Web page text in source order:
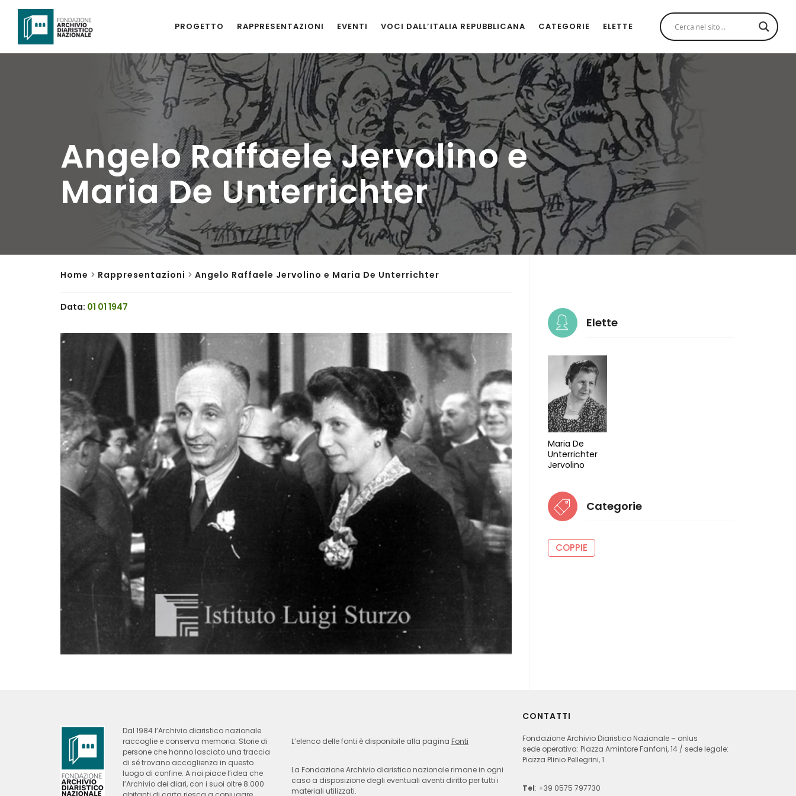
PROGETTO RAPPRESENTAZIONI EVENTI VOCI DALL’ITALIA REPUBBLICANA CATEGORIE ELETTE
Angelo Raffaele Jervolino e
Maria De Unterrichter
Home > Rappresentazioni > Angelo Raffaele Jervolino e Maria De Unterrichter
Data: 01 01 1947
Elette
Maria De
Unterrichter
Jervolino
Categorie
COPPIE
Dal 1984 l’Archivio diaristico nazionale
raccoglie e conserva memoria. Storie di
persone che hanno lasciato una traccia
di sé trovano accoglienza in questo
luogo di confine. A noi piace l’idea che
l’Archivio dei diari, con i suoi oltre 8.000
L’elenco delle fonti è disponibile alla pagina Fonti
La Fondazione Archivio diaristico nazionale rimane in ogni
caso a disposizione degli eventuali aventi diritto per tutti i
materiali utilizzati.
CONTATTI
Fondazione Archivio Diaristico Nazionale – onlus
sede operativa: Piazza Amintore Fanfani, 14 / sede legale:
Piazza Plinio Pellegrini, 1
Tel: +39 0575 797730